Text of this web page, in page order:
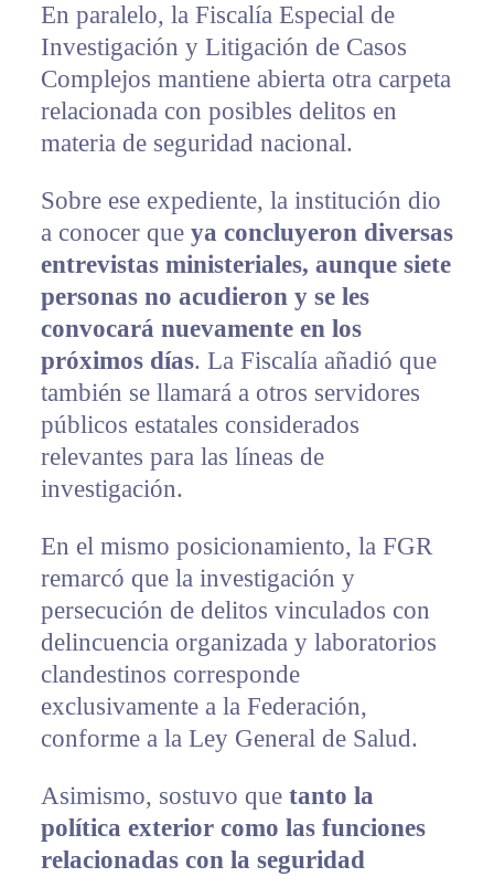
En paralelo, la Fiscalía Especial de
Investigación y Litigación de Casos
Complejos mantiene abierta otra carpeta
relacionada con posibles delitos en
materia de seguridad nacional.
Sobre ese expediente, la institución dio
a conocer que ya concluyeron diversas
entrevistas ministeriales, aunque siete
personas no acudieron y se les
convocará nuevamente en los
próximos días. La Fiscalía añadió que
también se llamará a otros servidores
públicos estatales considerados
relevantes para las líneas de
investigación.
En el mismo posicionamiento, la FGR
remarcó que la investigación y
persecución de delitos vinculados con
delincuencia organizada y laboratorios
clandestinos corresponde
exclusivamente a la Federación,
conforme a la Ley General de Salud.
Asimismo, sostuvo que tanto la
política exterior como las funciones
relacionadas con la seguridad